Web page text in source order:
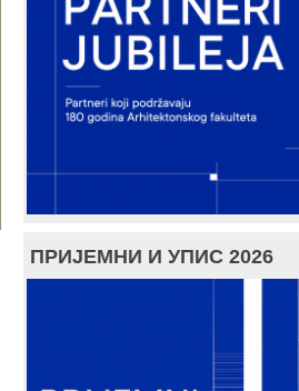
ПРИЈЕМНИ И УПИС 2026